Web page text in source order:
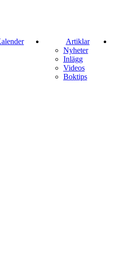
Artiklar
Nyheter
Inlägg
Videos
Boktips